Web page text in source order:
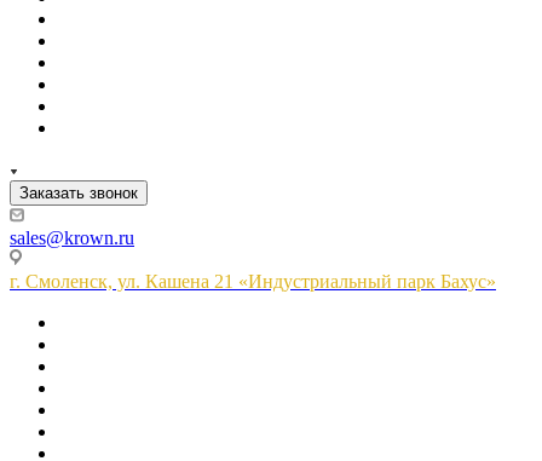
Заказать звонок
sales@krown.ru
г. Смоленск, ул. Кашена 21 «Индустриальный парк Бахус»